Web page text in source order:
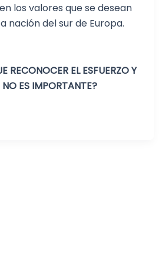
los valores que se desean
nación del sur de Europa.
RECONOCER EL ESFUERZO Y
ES IMPORTANTE?